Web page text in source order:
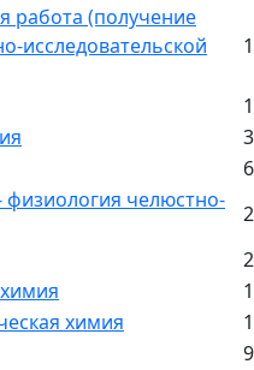
работа (получение
исследовательской
1
1
3
челюстно-
2
1
химия
9